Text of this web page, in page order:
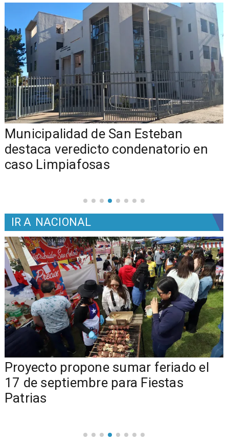
Municipalidad de San Esteban
destaca veredicto condenatorio en
caso Limpiafosas
IR A NACIONAL
Proyecto propone sumar feriado el
17 de septiembre para Fiestas
Patrias